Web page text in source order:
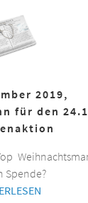
2019,
für den
Spende?